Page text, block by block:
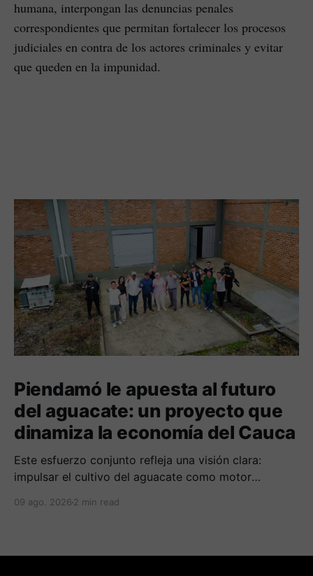
humana, interpongan las denuncias penales
correspondientes que permitan fortalecer los procesos
judiciales en contra de los actores criminales y evitar
que queden en la impunidad.
Piendamó le apuesta al futuro
del aguacate: un proyecto que
dinamiza la economía del Cauca
Este esfuerzo conjunto refleja una visión clara:
impulsar el cultivo del aguacate como motor
campesinas de la región.
09 ago. 2026 2 min read